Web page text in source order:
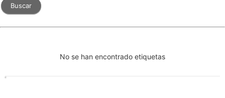
No se han encontrado etiquetas